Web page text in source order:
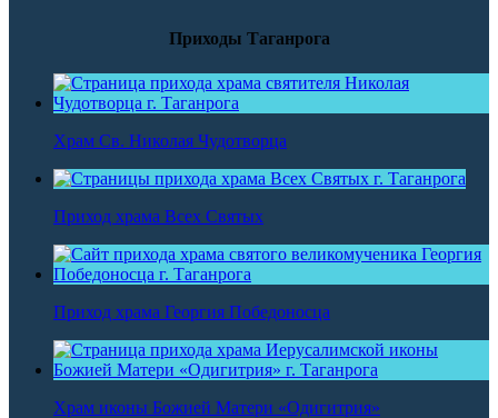
Приходы Таганрога
Храм Св. Николая Чудотворца
Приход храма Всех Святых
Приход храма Георгия Победоносца
Храм иконы Божией Матери «Одигитрия»